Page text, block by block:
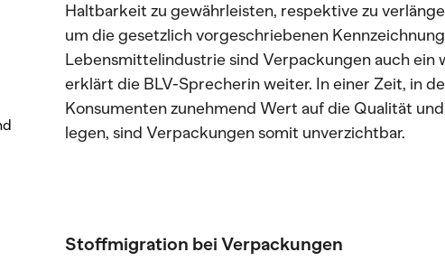
Haltbarkeit zu gewährleisten, respektive zu
um die gesetzlich vorgeschriebenen
Lebensmittelindustrie sind Verpackungen auch
erklärt die BLV-Sprecherin weiter. In einer Zeit, in
Konsumenten zunehmend Wert auf die Qualität
legen, sind Verpackungen somit unverzichtbar.
Stoffmigration bei Verpackungen